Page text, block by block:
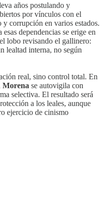
años postulando y
por vínculos con el
corrupción en varios estados.
dependencias se erige en
lobo revisando el gallinero:
lealtad interna, no según
real, sino control total. En
Morena se autovigila con
selectiva. El resultado será
a los leales, aunque
ejercicio de cinismo